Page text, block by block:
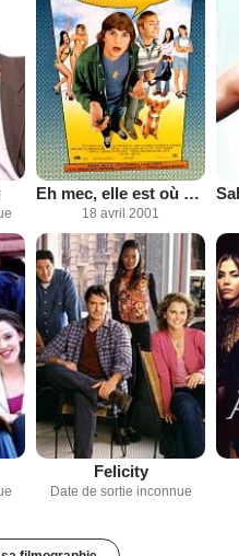
Eh mec, elle est où ma caisse ?
18 avril 2001
Felicity
Date de sortie inconnue